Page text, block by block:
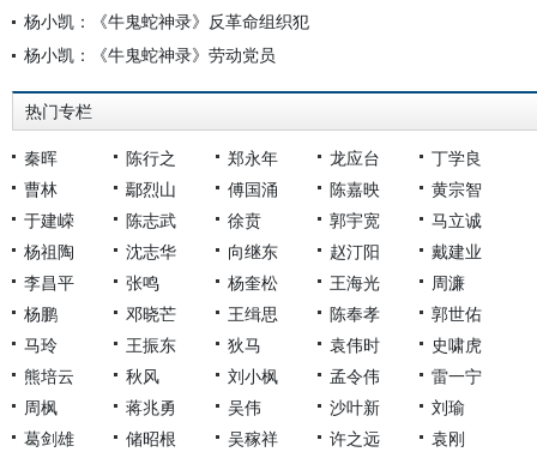
杨小凯：《牛鬼蛇神录》反革命组织犯
杨小凯：《牛鬼蛇神录》劳动党员
热门专栏
秦晖 陈行之 郑永年 龙应台
丁学良
曹林
鄢烈山 傅国涌 陈嘉映
黄宗智
于建嵘
陈志武 徐贲 郭宇宽
马立诚
杨祖陶
沈志华 向继东 赵汀阳
戴建业
李昌平
张鸣 杨奎松 王海光
周濂
杨鹏
邓晓芒 王缉思 陈奉孝
郭世佑
马玲
王振东 狄马 袁伟时
史啸虎
熊培云
秋风 刘小枫 孟令伟
雷一宁
周枫
蒋兆勇 吴伟 沙叶新
刘瑜
葛剑雄
储昭根 吴稼祥 许之远 袁刚